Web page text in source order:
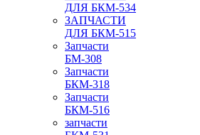
ДЛЯ БКМ-534
ЗАПЧАСТИ
ДЛЯ БКМ-515
Запчасти
БМ-308
Запчасти
БКМ-318
Запчасти
БКМ-516
запчасти